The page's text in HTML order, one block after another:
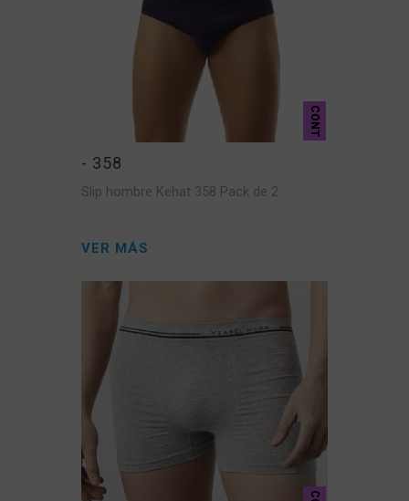
CONT
- 358
Slip hombre Kehat 358 Pack de 2
VER MÁS